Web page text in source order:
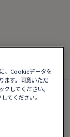
、Cookieデータを
ます。同意いただ
してください。
てください。